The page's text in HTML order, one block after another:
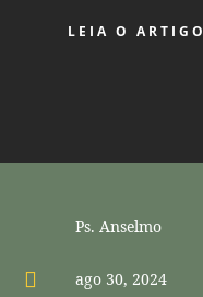
LEIA O ARTIGO
Ps. Anselmo
 ago 30, 2024